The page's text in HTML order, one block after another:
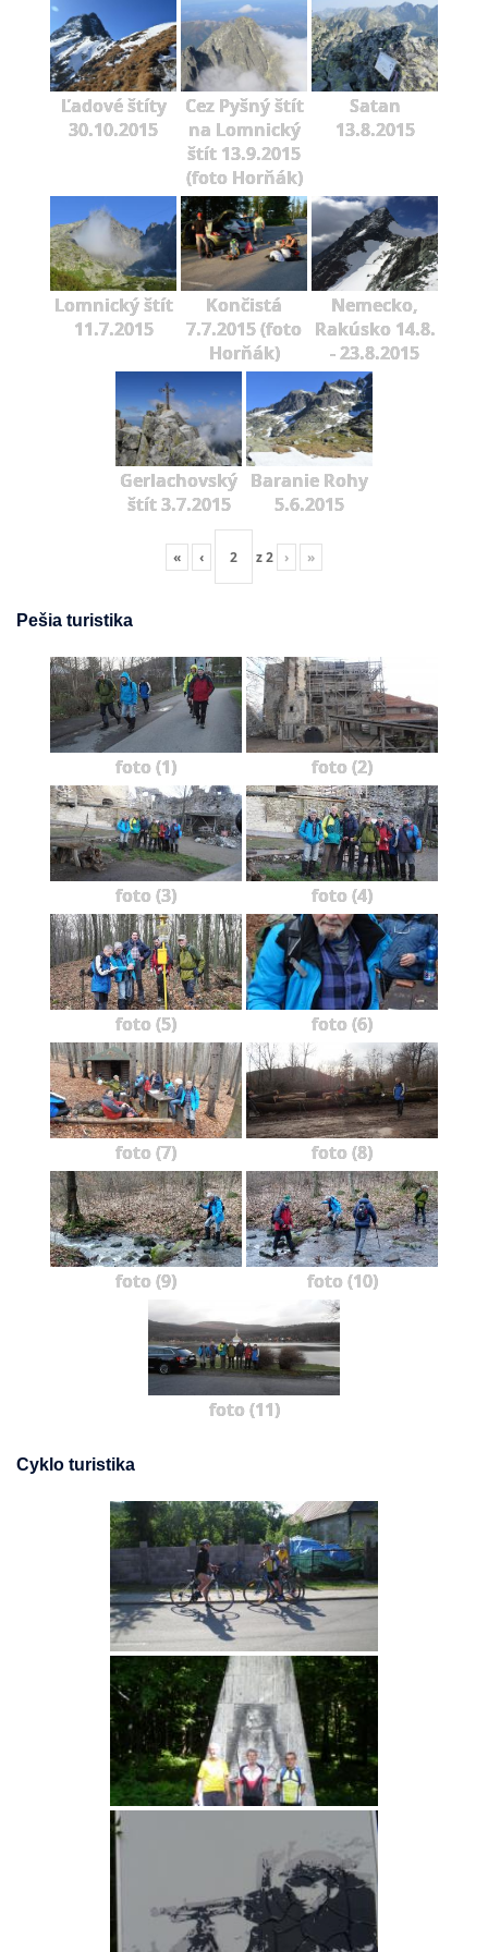
Ľadové štíty
30.10.2015
Cez Pyšný štít
na Lomnický
štít 13.9.2015
(foto Horňák)
Satan
13.8.2015
Lomnický štít
11.7.2015
Končistá
7.7.2015 (foto
Horňák)
Nemecko,
Rakúsko 14.8.
- 23.8.2015
Gerlachovský
štít 3.7.2015
Baranie Rohy
5.6.2015
« ‹ z2 › »
Pešia turistika
foto (1) foto (2)
foto (3) foto (4)
foto (5) foto (6)
foto (7) foto (8)
foto (9) foto (10)
foto (11)
Cyklo turistika